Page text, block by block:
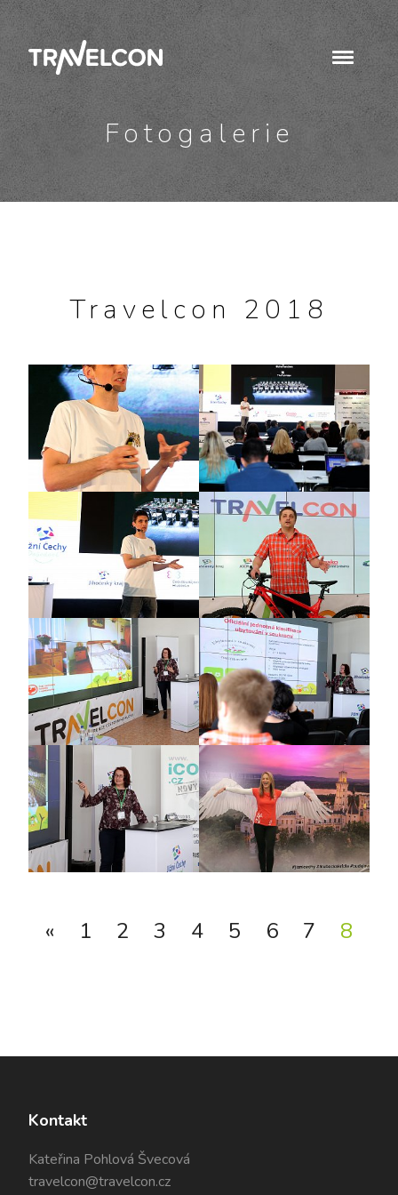
Fotogalerie
Travelcon 2018
« 1 2 3 4 5 6 7 8
Kontakt
Kateřina Pohlová Švecová
travelcon@travelcon.cz